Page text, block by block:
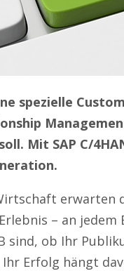
spezielle
Mit SAP C/
erwarten
– an
sind, ob Ihr
Erfolg hängt